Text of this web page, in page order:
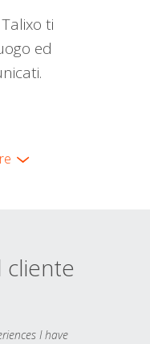
ti
ed
cliente
I have